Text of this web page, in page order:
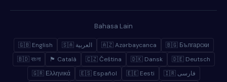
Bahasa Lain
🇬🇧 English 🇸🇦 العربية 🇦🇿 Azərbaycanca
🇧🇬 Български
🇧🇩 বাংলা
🏴 Català 🇨🇿 Čeština 🇩🇰 Dansk
🇩🇪 Deutsch
🇬🇷 Ελληνικά
🇪🇸 Español 🇪🇪 Eesti
🇮🇷 فارسی